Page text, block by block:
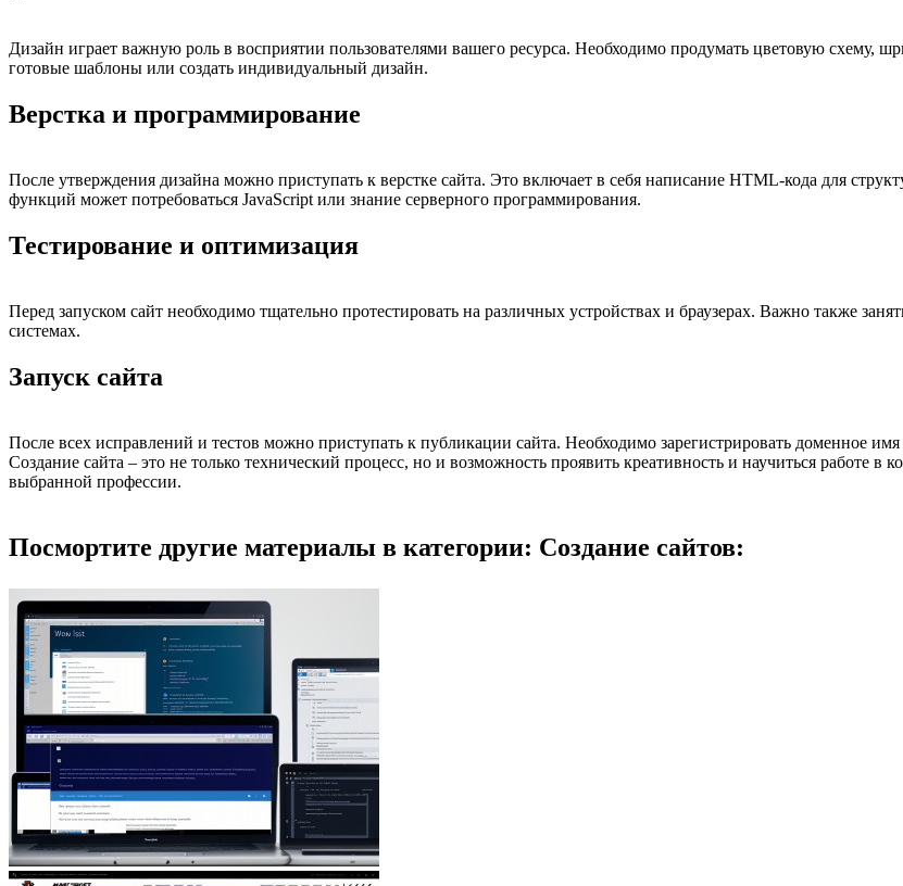
Дизайн играет важную роль в восприятии пользователями вашего ресурса. Необходимо продумать цветовую схему,
готовые шаблоны или создать индивидуальный дизайн.
Верстка и программирование
После утверждения дизайна можно приступать к верстке сайта. Это включает в себя написание HTML-кода для
функций может потребоваться JavaScript или знание серверного программирования.
Тестирование и оптимизация
Перед запуском сайт необходимо тщательно протестировать на различных устройствах и браузерах. Важно также
системах.
Запуск сайта
После всех исправлений и тестов можно приступать к публикации сайта. Необходимо зарегистрировать доменное
Создание сайта – это не только технический процесс, но и возможность проявить креативность и научиться работе
выбранной профессии.
Посмортите другие материалы в категории: Создание сайтов: